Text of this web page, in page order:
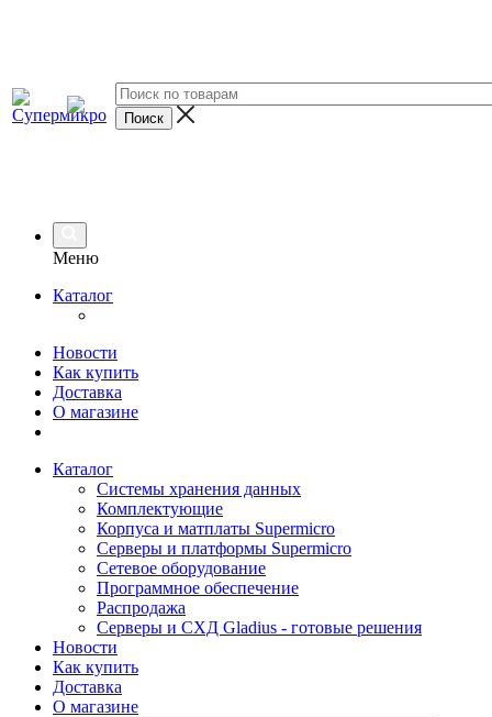
Меню
Каталог
Новости
Как купить
Доставка
О магазине
Каталог
Системы хранения данных
Комплектующие
Корпуса и матплаты Supermicro
Серверы и платформы Supermicro
Сетевое оборудование
Программное обеспечение
Распродажа
Серверы и СХД Gladius - готовые решения
Новости
Как купить
Доставка
О магазине